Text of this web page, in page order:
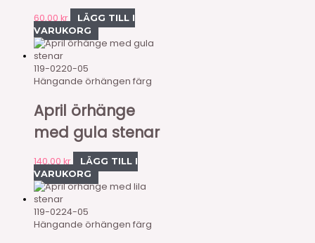
60,00 kr
LÄGG TILL I
VARUKORG
119-0220-05
Hängande örhängen färg
April örhänge
med gula stenar
140,00 kr
LÄGG TILL I
VARUKORG
119-0224-05
Hängande örhängen färg